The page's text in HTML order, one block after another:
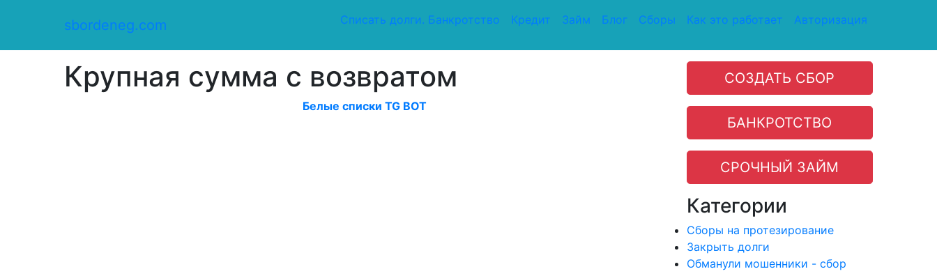
sbordeneg.com Списать долги. Банкротство Кредит Займ Блог Сборы Как это работает Авторизация
Оказать помощь
Крупная сумма с возвратом
Белые списки TG BOT
СОЗДАТЬ СБОР
БАНКРОТСТВО
СРОЧНЫЙ ЗАЙМ
Категории
Сборы на протезирование
Закрыть долги
Обманули мошенники - сбор